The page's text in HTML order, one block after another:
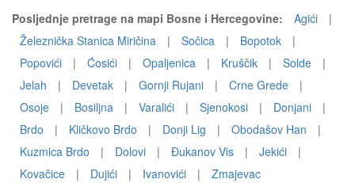
Posljednje pretrage na mapi Bosne i Hercegovine:
Agići
|
Železnička Stanica Miričina
| Sočica | Bopotok
|
Popovići
| Ćosići | Opaljenica | Kruščik | Solde
|
Jelah
| Devetak | Gornji Rujani | Crne Grede
|
Osoje
| Bosiljna | Varalići | Sjenokosi | Donjani
|
Brdo
| Kličkovo Brdo | Donji Lig | Obodašov Han
|
Kuzmica Brdo
| Dolovi | Đukanov Vis | Jekići
|
Kovačice
| Dujići | Ivanovići | Zmajevac